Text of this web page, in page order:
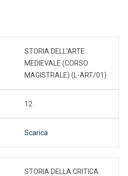
STORIA DELL'ARTE
MEDIEVALE (CORSO
MAGISTRALE) (L-ART/01)
12
Scarica
STORIA DELLA CRITICA